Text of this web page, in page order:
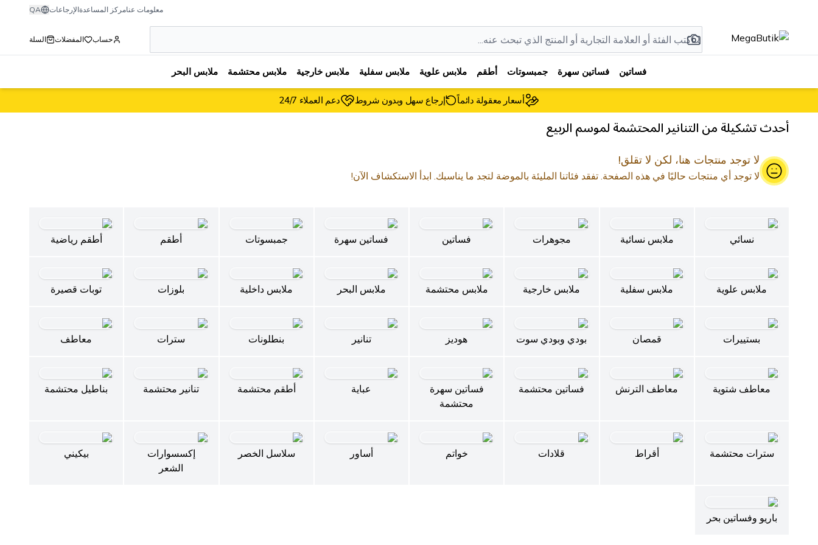
معلومات عنامركز المساعدةالإرجاعات QA
حساب المفضلات السلة
فساتين فساتين سهرة جمبسوتات أطقم ملابس علوية ملابس سفلية ملابس خارجية ملابس محتشمة ملابس البحر
أسعار معقولة دائماً إرجاع سهل وبدون شروط دعم العملاء 24/7
أحدث تشكيلة من التنانير المحتشمة لموسم الربيع
لا توجد منتجات هنا، لكن لا تقلق!
لا توجد أي منتجات حاليًا في هذه الصفحة. تفقد فئاتنا المليئة بالموضة لتجد ما يناسبك. ابدأ الاستكشاف الآن!
نسائي ملابس نسائية مجوهرات فساتين فساتين سهرة جمبسوتات أطقم أطقم رياضية
ملابس علوية ملابس سفلية ملابس خارجية ملابس محتشمة ملابس البحر ملابس داخلية بلوزات توبات قصيرة
بستييرات قمصان بودي وبودي سوت هوديز تنانير بنطلونات سترات معاطف
معاطف شتوية معاطف الترنش فساتين محتشمة
فساتين سهرة
محتشمة
عباية أطقم محتشمة تنانير محتشمة بناطيل محتشمة
سترات محتشمة أقراط قلادات خواتم أساور سلاسل الخصر
إكسسوارات
الشعر
بيكيني
باريو وفساتين بحر